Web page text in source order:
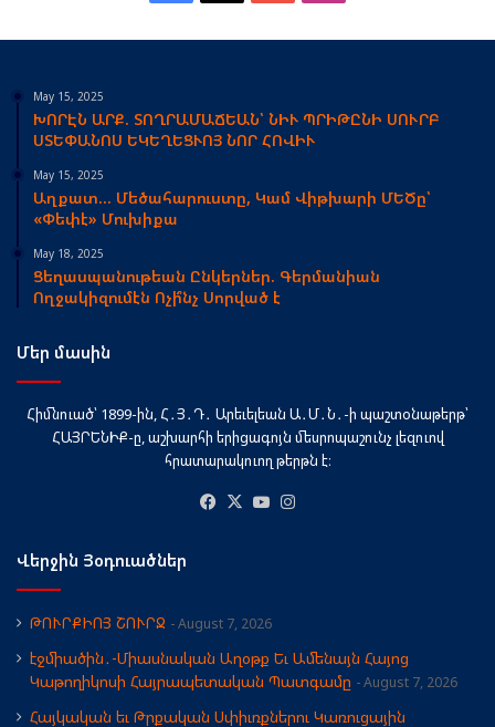
May 15, 2025
ԽՈՐԷՆ ԱՐՔ. ՏՈՂՐԱՄԱՃԵԱՆ՝ ՆԻՒ ՊՐԻԹԸՆԻ ՍՈՒՐԲ
ՍՏԵՓԱՆՈՍ ԵԿԵՂԵՑՒՈՅ ՆՈՐ ՀՈՎԻՒ
May 15, 2025
Աղքատ… Մեծահարուստը, Կամ Վիթխարի ՄԵԾը՝
«Փեփէ» Մուխիքա
May 18, 2025
Ցեղասպանութեան Ընկերներ. Գերմանիան
Ողջակիզումէն Ոչի՞նչ Սորված է
Մեր մասին
Հիմնուած՝ 1899-ին, Հ․Յ․Դ․ Արեւելեան Ա․Մ․Ն․-ի պաշտօնաթերթ՝
ՀԱՅՐԵՆԻՔ-ը, աշխարհի երիցագոյն մեսրոպաշունչ լեզուով
հրատարակուող թերթն է։
Facebook
X YouTube
Վերջին Յօդուածներ
ԹՈՒՐՔԻՈՅ ՇՈՒՐՋ August 7, 2026
էջմիածին․-Միասնական Աղօթք Եւ Ամենայն Հայոց
Կաթողիկոսի Հայրապետական Պատգամը
August 7, 2026
Հայկական եւ Թրքական Սփիւռքներու Կառուցային